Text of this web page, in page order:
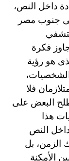
داخل النص،
جنوب مصر
فكرة
هو رؤية
فلا
البعض على
هذا
داخل النص
الزمن، بل
الأمكنة